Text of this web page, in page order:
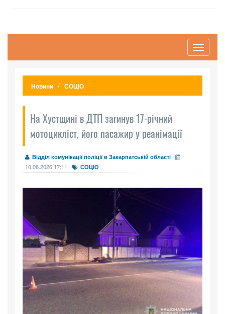
Toggle
Новини СОЦІО
На Хустщині в ДТП загинув 17-річний
мотоцикліст, його пасажир у реанімації
Відділ комунікації поліції в Закарпатській області
10.06.2026 17:11 СОЦІО